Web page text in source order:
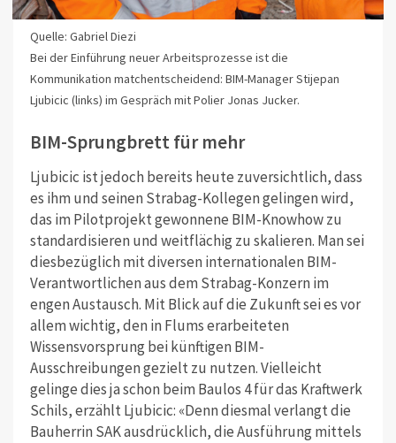
Quelle: Gabriel Diezi
Bei der Einführung neuer Arbeitsprozesse ist die
Kommunikation matchentscheidend: BIM-Manager Stijepan
Ljubicic (links) im Gespräch mit Polier Jonas Jucker.
BIM-Sprungbrett für mehr
Ljubicic ist jedoch bereits heute zuversichtlich, dass
es ihm und seinen Strabag-Kollegen gelingen wird,
das im Pilotprojekt gewonnene BIM-Knowhow zu
standardisieren und weitflächig zu skalieren. Man sei
diesbezüglich mit diversen internationalen BIM-
Verantwortlichen aus dem Strabag-Konzern im
engen Austausch. Mit Blick auf die Zukunft sei es vor
allem wichtig, den in Flums erarbeiteten
Wissensvorsprung bei künftigen BIM-
Ausschreibungen gezielt zu nutzen. Vielleicht
gelinge dies ja schon beim Baulos 4 für das Kraftwerk
Schils, erzählt Ljubicic: «Denn diesmal verlangt die
Bauherrin SAK ausdrücklich, die Ausführung mittels